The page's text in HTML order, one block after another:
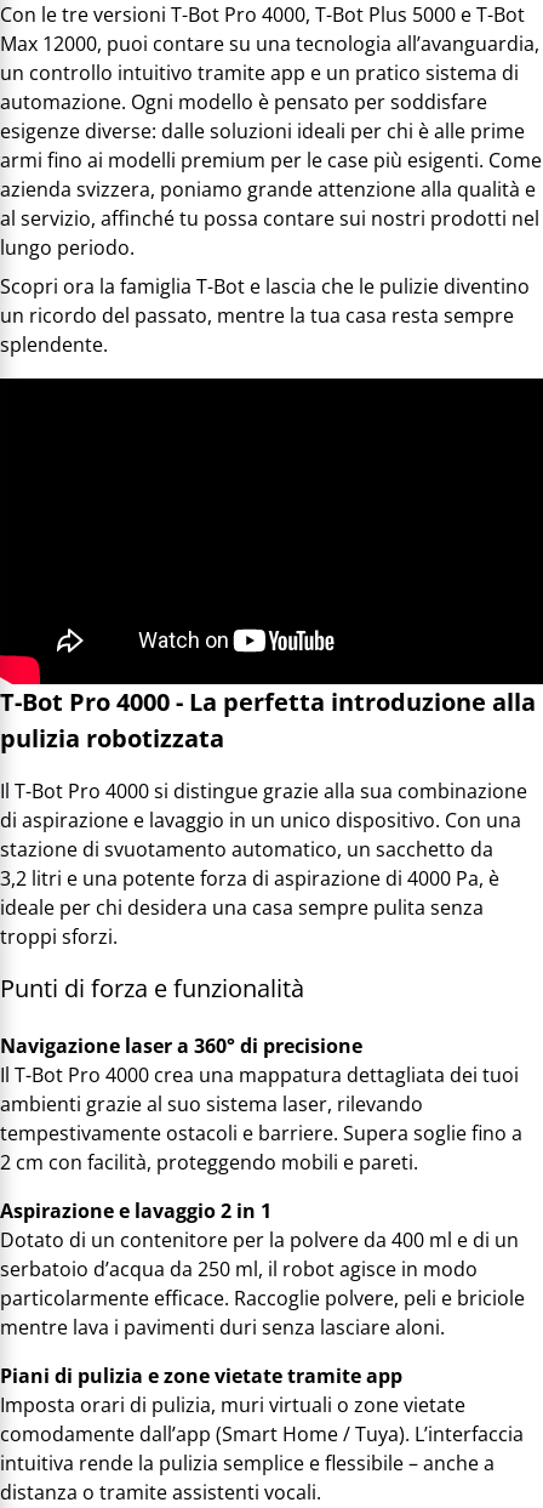
Con le tre versioni T-Bot Pro 4000, T-Bot Plus 5000 e T-Bot
Max 12000, puoi contare su una tecnologia all’avanguardia,
un controllo intuitivo tramite app e un pratico sistema di
automazione. Ogni modello è pensato per soddisfare
esigenze diverse: dalle soluzioni ideali per chi è alle prime
armi fino ai modelli premium per le case più esigenti. Come
azienda svizzera, poniamo grande attenzione alla qualità e
al servizio, affinché tu possa contare sui nostri prodotti nel
lungo periodo.
Scopri ora la famiglia T-Bot e lascia che le pulizie diventino
un ricordo del passato, mentre la tua casa resta sempre
splendente.
T-Bot Pro 4000 - La perfetta introduzione alla
pulizia robotizzata
Il T-Bot Pro 4000 si distingue grazie alla sua combinazione
di aspirazione e lavaggio in un unico dispositivo. Con una
stazione di svuotamento automatico, un sacchetto da
3,2 litri e una potente forza di aspirazione di 4000 Pa, è
ideale per chi desidera una casa sempre pulita senza
troppi sforzi.
Punti di forza e funzionalità
Navigazione laser a 360° di precisione
Il T-Bot Pro 4000 crea una mappatura dettagliata dei tuoi
ambienti grazie al suo sistema laser, rilevando
tempestivamente ostacoli e barriere. Supera soglie fino a
2 cm con facilità, proteggendo mobili e pareti.
Aspirazione e lavaggio 2 in 1
Dotato di un contenitore per la polvere da 400 ml e di un
serbatoio d’acqua da 250 ml, il robot agisce in modo
particolarmente efficace. Raccoglie polvere, peli e briciole
mentre lava i pavimenti duri senza lasciare aloni.
Piani di pulizia e zone vietate tramite app
Imposta orari di pulizia, muri virtuali o zone vietate
comodamente dall’app (Smart Home / Tuya). L’interfaccia
intuitiva rende la pulizia semplice e flessibile – anche a
distanza o tramite assistenti vocali.